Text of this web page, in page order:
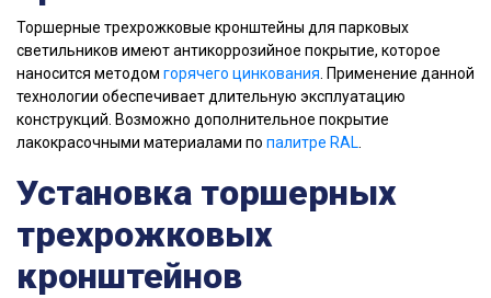
Торшерные трехрожковые кронштейны для парковых
светильников имеют антикоррозийное покрытие, которое
наносится методом горячего цинкования . Применение данной
технологии обеспечивает длительную эксплуатацию
конструкций. Возможно дополнительное покрытие
лакокрасочными материалами по палитре RAL
Установка торшерных
трехрожковых
кронштейнов